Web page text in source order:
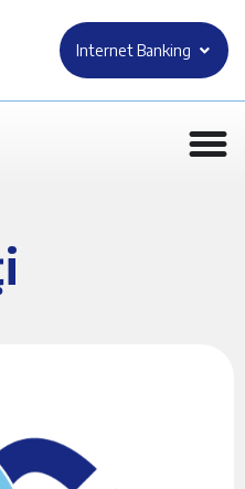
Internet Banking